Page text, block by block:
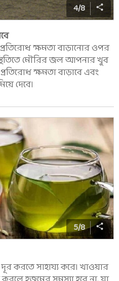
4/8
ক্ষমতা বাড়ানোর ওপর
মৌরির জল আপনার খুব
ক্ষমতা বাড়াবে এবং
দেবে।
5/8
করতে সাহায্য করে। খাওয়ার